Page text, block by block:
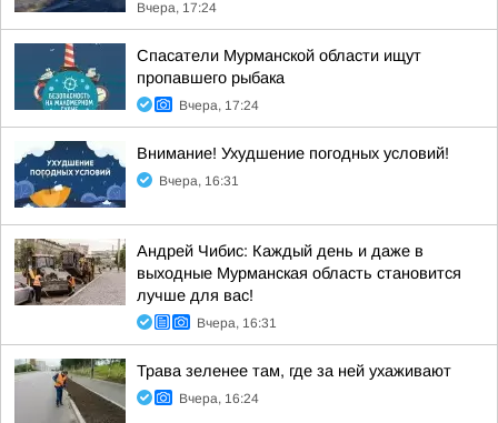
Вчера, 17:24
Спасатели Мурманской области ищут
пропавшего рыбака
Вчера, 17:24
Внимание! Ухудшение погодных условий!
Вчера, 16:31
Андрей Чибис: Каждый день и даже в
выходные Мурманская область становится
лучше для вас!
Вчера, 16:31
Трава зеленее там, где за ней ухаживают
Вчера, 16:24